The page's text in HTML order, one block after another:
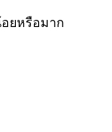
อยหรือมาก